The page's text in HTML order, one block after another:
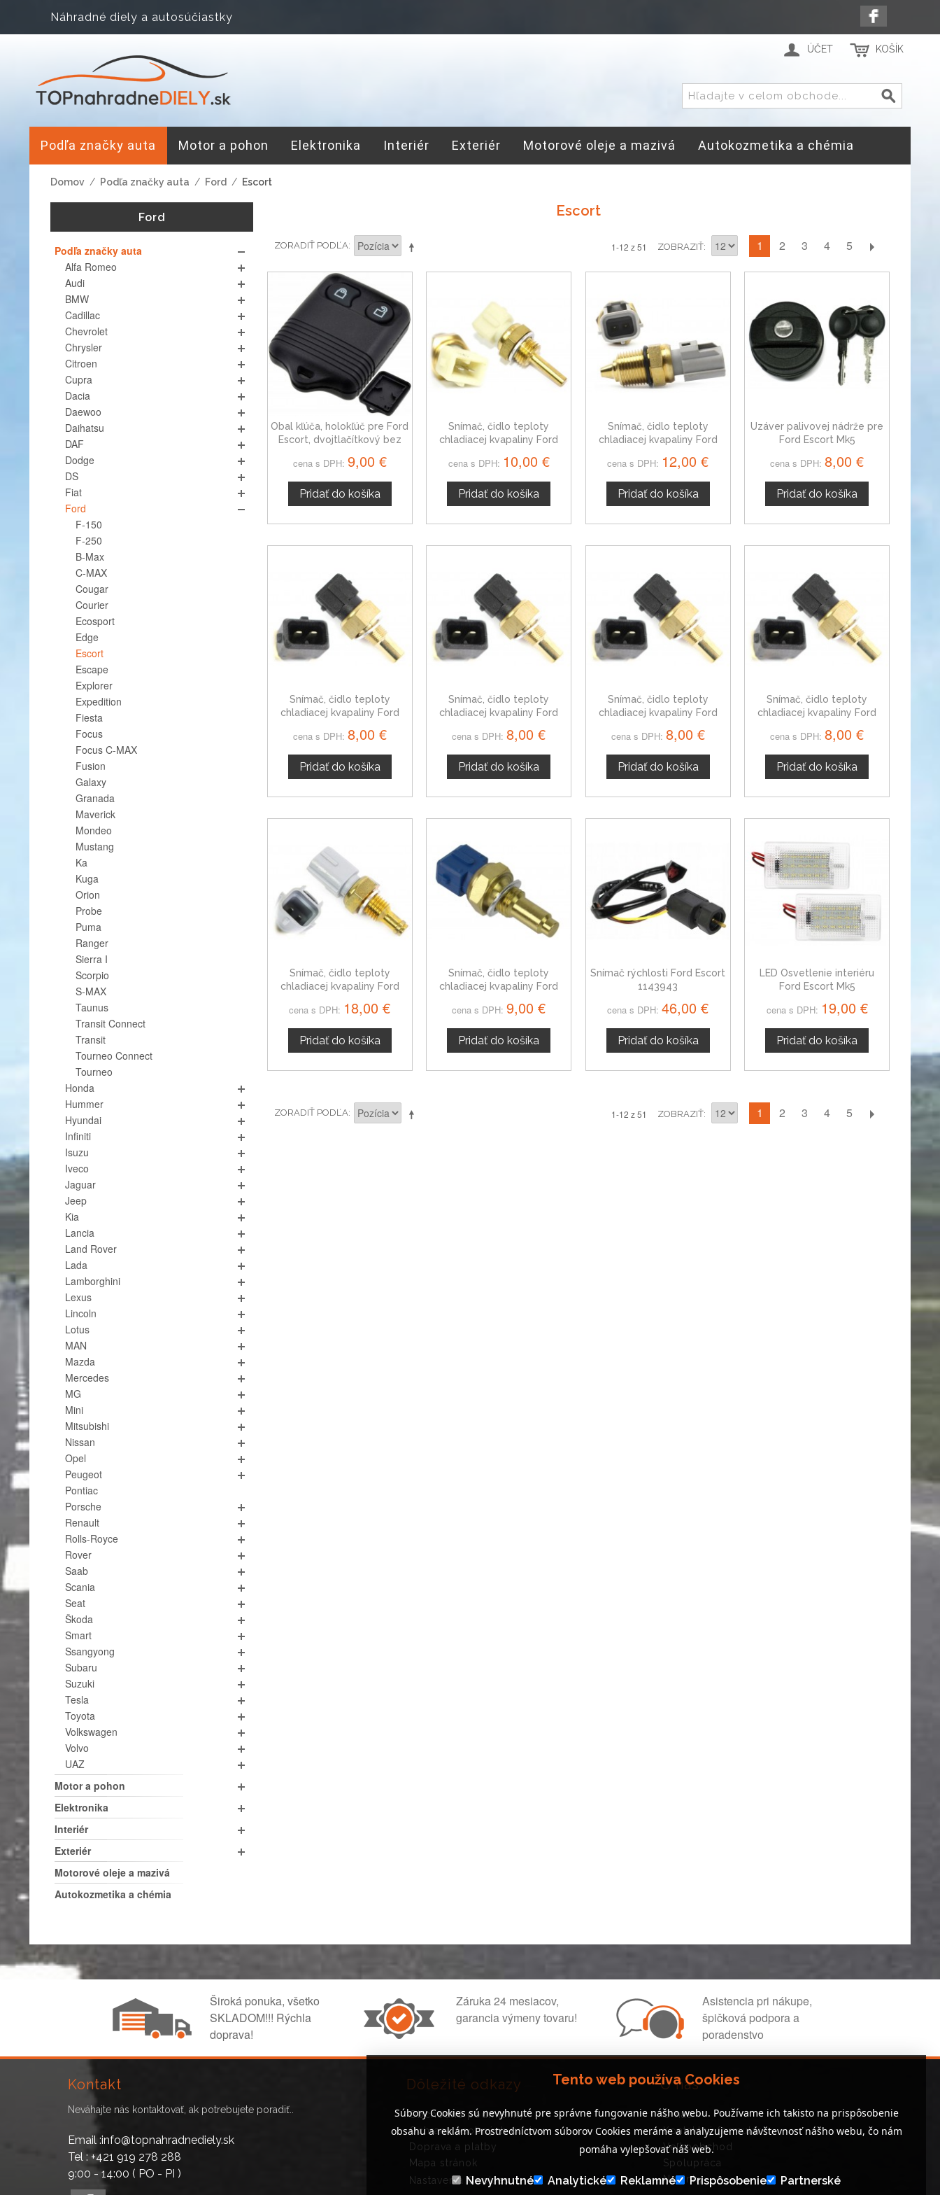
Náhradné diely a autosúčiastky
ÚČET KOŠÍK
Podľa značky auta Motor a pohon Elektronika Interiér Exteriér Motorové oleje a mazivá Autokozmetika a chémia
Domov / Podľa značky auta / Ford / Escort
Escort
ZORADIŤ PODĽA 1-12 z 51 ZOBRAZIŤ 1 2 3 4 5
Obal kľúča, holokľúč pre Ford
Escort, dvojtlačítkový bez
cena s DPH: 9,00 €
Pridať do košíka
Snímač, čidlo teploty
chladiacej kvapaliny Ford
cena s DPH: 10,00 €
Pridať do košíka
Snímač, čidlo teploty
chladiacej kvapaliny Ford
cena s DPH: 12,00 €
Pridať do košíka
Uzáver palivovej nádrže pre
Ford Escort Mk5
cena s DPH: 8,00 €
Pridať do košíka
Snímač, čidlo teploty
chladiacej kvapaliny Ford
cena s DPH: 8,00 €
Pridať do košíka
Snímač, čidlo teploty
chladiacej kvapaliny Ford
cena s DPH: 8,00 €
Pridať do košíka
Snímač, čidlo teploty
chladiacej kvapaliny Ford
cena s DPH: 8,00 €
Pridať do košíka
Snímač, čidlo teploty
chladiacej kvapaliny Ford
cena s DPH: 8,00 €
Pridať do košíka
Snímač, čidlo teploty
chladiacej kvapaliny Ford
cena s DPH: 18,00 €
Pridať do košíka
Snímač, čidlo teploty
chladiacej kvapaliny Ford
cena s DPH: 9,00 €
Pridať do košíka
Snímač rýchlosti Ford Escort
1143943
cena s DPH: 46,00 €
Pridať do košíka
LED Osvetlenie interiéru
Ford Escort Mk5
cena s DPH: 19,00 €
Pridať do košíka
ZORADIŤ PODĽA 1-12 z 51 ZOBRAZIŤ 1 2 3 4 5
Ford
Podľa značky auta
Alfa Romeo
Audi
BMW
Cadillac
Chevrolet
Chrysler
Citroen
Cupra
Dacia
Daewoo
Daihatsu
DAF
Dodge
DS
Fiat
Ford
F-150
F-250
B-Max
C-MAX
Cougar
Courier
Ecosport
Edge
Escort
Escape
Explorer
Expedition
Fiesta
Focus
Focus C-MAX
Fusion
Galaxy
Granada
Maverick
Mondeo
Mustang
Ka
Kuga
Orion
Probe
Puma
Ranger
Sierra I
Scorpio
S-MAX
Taunus
Transit Connect
Transit
Tourneo Connect
Tourneo
Honda
Hummer
Hyundai
Infiniti
Isuzu
Iveco
Jaguar
Jeep
Kia
Lancia
Land Rover
Lada
Lamborghini
Lexus
Lincoln
Lotus
MAN
Mazda
Mercedes
MG
Mini
Mitsubishi
Nissan
Opel
Peugeot
Pontiac
Porsche
Renault
Rolls-Royce
Rover
Saab
Scania
Seat
Škoda
Smart
Ssangyong
Subaru
Suzuki
Tesla
Toyota
Volkswagen
Volvo
UAZ
Motor a pohon
Elektronika
Interiér
Exteriér
Motorové oleje a mazivá
Autokozmetika a chémia
Široká ponuka, všetko
SKLADOM!!! Rýchla
doprava!
Záruka 24 mesiacov,
garancia výmeny tovaru!
Asistencia pri nákupe,
špičková podpora a
poradenstvo
O nás
O nás
Kontaktný formulár
Veľkoobchod
Spolupráca
Novinky
Dôležité odkazy
Obchodné podmienky
Ochrana osobných údajov
Doprava a platby
Mapa stránok
Nastavenia Cookies
Kontakt
Neváhajte nás kontaktovať, ak potrebujete poradiť..
Email :info@topnahradnediely.sk
Tel : +421 919 278 288
9:00 - 14:00 ( PO - PI )
Tento web používa Cookies
Súbory Cookies sú nevyhnuté pre správne fungovanie nášho webu. Používame ich takisto na prispôsobenie
obsahu a reklám. Prostredníctvom súborov Cookies meráme a analyzujeme návštevnosť nášho webu, čo nám
pomáha vylepšovať náš web.
Nevyhnutné Analytické Reklamné Prispôsobenie Partnerské